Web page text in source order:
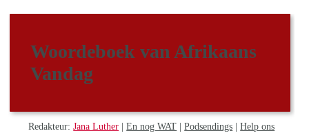
Woordeboek van Afrikaans
Vandag
Redakteur:Jana Luther |En nog WAT |Podsendings |Help ons